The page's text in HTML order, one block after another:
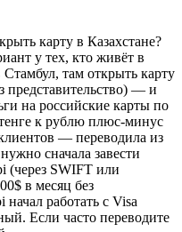
карту в Казахстане?
у тех, кто живёт в
там открыть карту
представительство) — и
на российские карты по
к рублю плюс-минус
— переводила из
сначала завести
(через SWIFT или
в месяц без
работать с Visa
Если часто переводите